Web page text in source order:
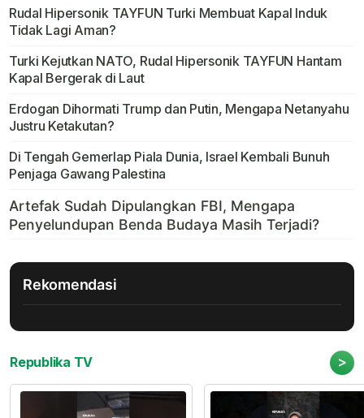
Rudal Hipersonik TAYFUN Turki Membuat Kapal Induk
Tidak Lagi Aman?
Turki Kejutkan NATO, Rudal Hipersonik TAYFUN Hantam
Kapal Bergerak di Laut
Erdogan Dihormati Trump dan Putin, Mengapa Netanyahu
Justru Ketakutan?
Di Tengah Gemerlap Piala Dunia, Israel Kembali Bunuh
Penjaga Gawang Palestina
Rekomendasi
Republika TV >